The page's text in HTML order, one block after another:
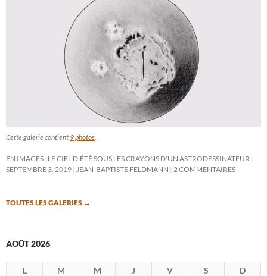
Cette galerie contient 9 photos
EN IMAGES : LE CIEL D’ÉTÉ SOUS LES CRAYONS D’UN ASTRODESSINATEUR
SEPTEMBRE 3, 2019
JEAN-BAPTISTE FELDMANN 2 COMMENTAIRES
TOUTES LES GALERIES →
AOÛT 2026
L M M J V S
D